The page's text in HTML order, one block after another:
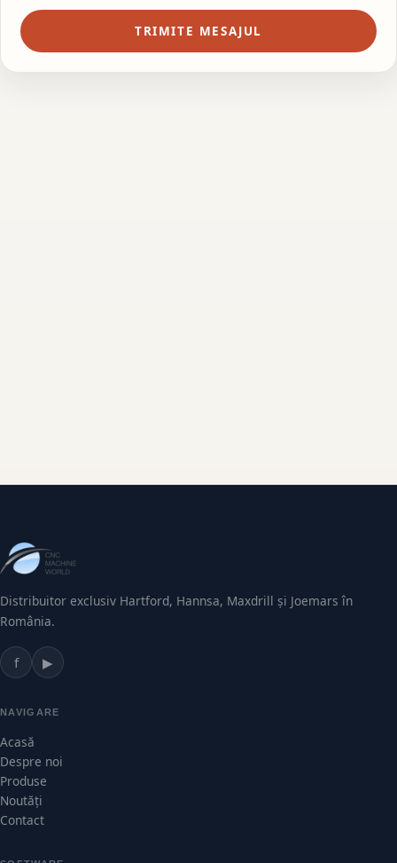
TRIMITE MESAJUL
Distribuitor exclusiv Hartford, Hannsa, Maxdrill și Joemars în
România.
f ▶
NAVIGARE
Acasă
Despre noi
Produse
Noutăți
Contact